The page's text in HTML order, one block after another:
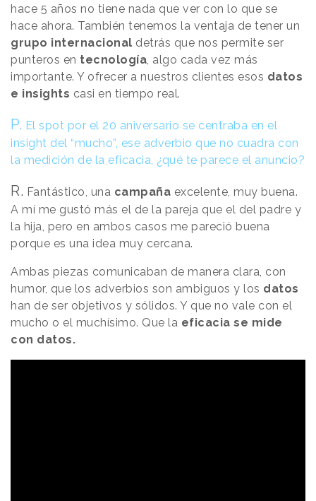
hace 5 años no tiene nada que ver con lo que se
hace ahora. También tenemos la ventaja de tener un
grupo internacional detrás que nos permite ser
punteros en tecnología, algo cada vez más
importante. Y ofrecer a nuestros clientes esos datos
e insights casi en tiempo real.
P. El spot por el 20 aniversario se centraba en el
insight del “mucho”, ese adverbio que no cuadra con
la medición de la eficacia, ¿qué te parece el anuncio?
R. Fantástico, una campaña excelente, muy buena.
A mí me gustó más el de la pareja que el del padre y
la hija, pero en ambos casos me pareció buena
porque es una idea muy cercana.
Ambas piezas comunicaban de manera clara, con
humor, que los adverbios son ambiguos y los datos
han de ser objetivos y sólidos. Y que no vale con el
mucho o el muchísimo. Que la eficacia se mide
con datos.